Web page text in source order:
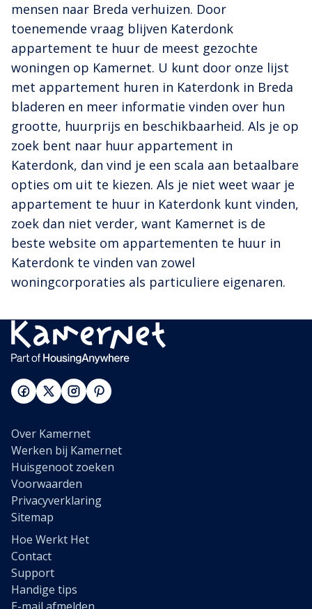
mensen naar Breda verhuizen. Door
toenemende vraag blijven Katerdonk
appartement te huur de meest gezochte
woningen op Kamernet. U kunt door onze lijst
met appartement huren in Katerdonk in Breda
bladeren en meer informatie vinden over hun
grootte, huurprijs en beschikbaarheid. Als je op
zoek bent naar huur appartement in
Katerdonk, dan vind je een scala aan betaalbare
opties om uit te kiezen. Als je niet weet waar je
appartement te huur in Katerdonk kunt vinden,
zoek dan niet verder, want Kamernet is de
beste website om appartementen te huur in
Katerdonk te vinden van zowel
woningcorporaties als particuliere eigenaren.
Over Kamernet
Werken bij Kamernet
Huisgenoot zoeken
Voorwaarden
Privacyverklaring
Sitemap
Hoe Werkt Het
Contact
Support
Handige tips